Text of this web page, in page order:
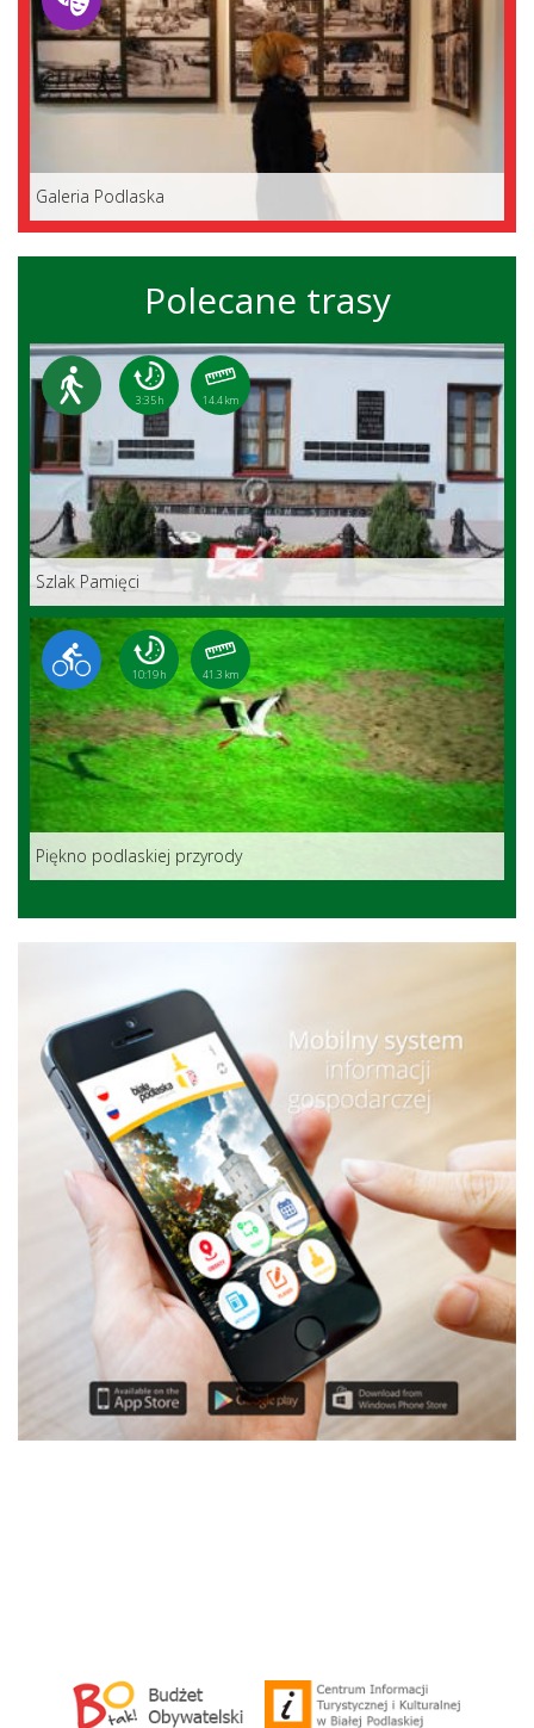
Galeria Podlaska
Polecane trasy
3:35 h 14.4 km
Szlak Pamięci
10:19 h 41.3 km
Piękno podlaskiej przyrody